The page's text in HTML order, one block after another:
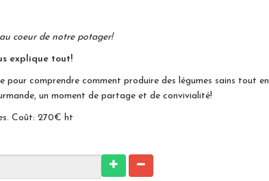
coeur de notre potager!
explique tout!
comprendre comment produire des légumes sains tout en
un moment de partage et de convivialité!
Coût: 270€ ht